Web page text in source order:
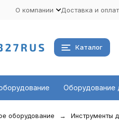
О компании Доставка и
Каталог
Оборудование
оборудование Инструменты